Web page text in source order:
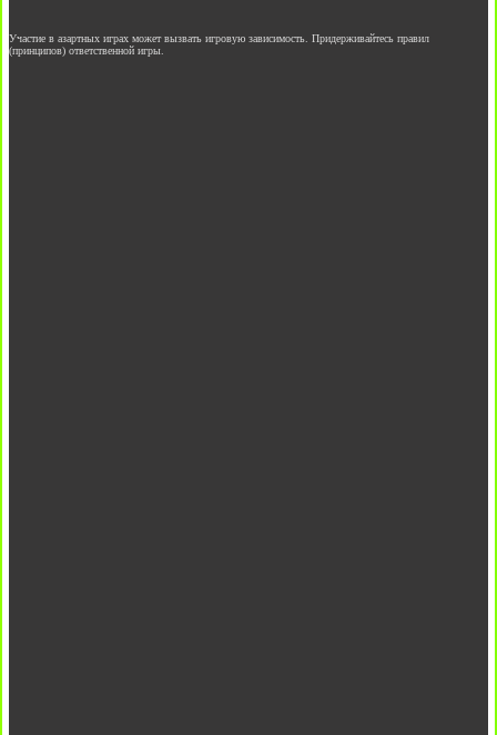
Участие в азартных играх может вызвать игровую зависимость. Придерживайтесь правил
(принципов) ответственной игры.